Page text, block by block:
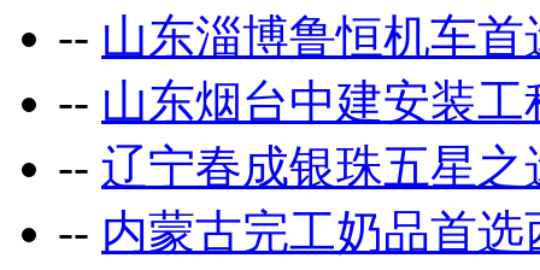
-- 山东淄博鲁恒机车
-- 山东烟台中建安装工
-- 辽宁春成银珠五星
-- 内蒙古完工奶品首